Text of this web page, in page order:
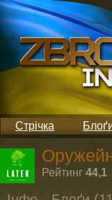
Стрічка
Рейтинг 44,1